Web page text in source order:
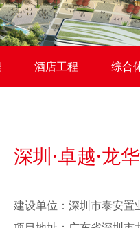
酒店工程 综合
）
深圳·卓越·龙
建设单位：深圳市泰安置